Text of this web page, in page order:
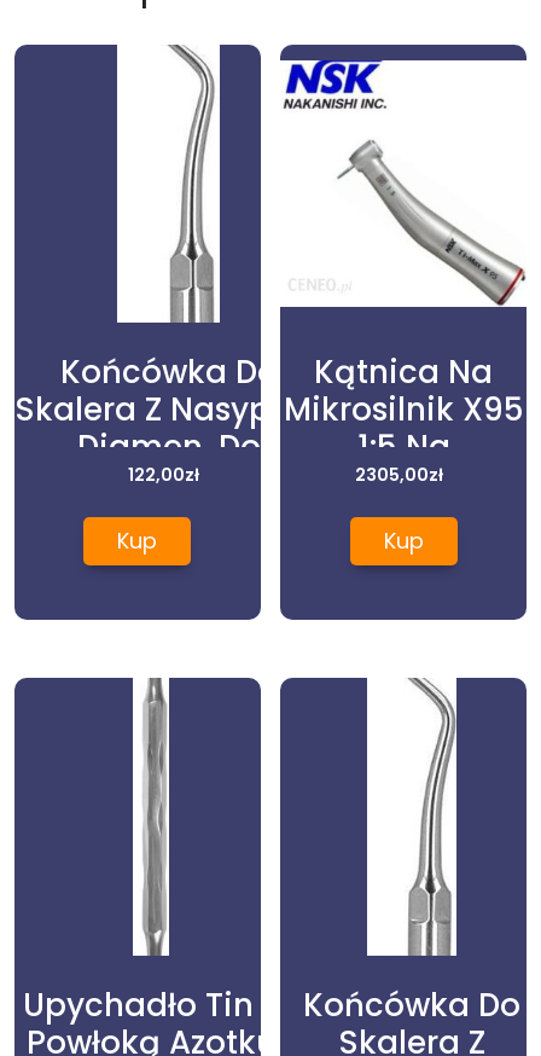
Końcówka Do
Skalera Z Nasypem
Diamen. Do
Opracowy.
Ubytków
Woodpecker
122,00zł
Kup
Kątnica Na
Mikrosilnik X95
1:5 Na
Mikrosilnik Bez
Podświetlenia
2305,00zł
Kup
Upychadło Tin Z
Powłoką Azotku
Końcówka Do
Skalera Z